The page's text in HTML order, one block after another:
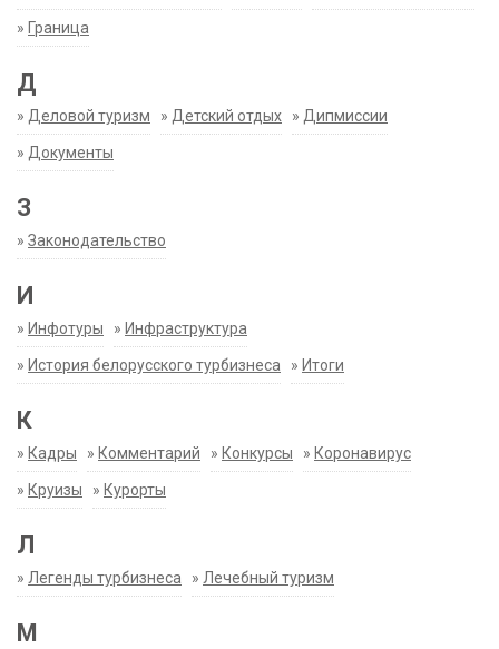
» Граница
Д
» Деловой туризм » Детский отдых » Дипмиссии
» Документы
З
» Законодательство
И
» Инфотуры » Инфраструктура
» История белорусского турбизнеса » Итоги
К
» Кадры » Комментарий » Конкурсы » Коронавирус
» Круизы » Курорты
Л
» Легенды турбизнеса » Лечебный туризм
М